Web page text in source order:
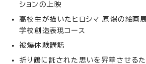
ションの上映
高校生が描いたヒロシマ 原爆の絵画
学校創造表現コース
被爆体験講話
折り鶴に託された思いを昇華させる